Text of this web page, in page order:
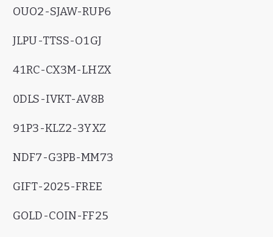
OUO2-SJAW-RUP6
JLPU-TTSS-O1GJ
41RC-CX3M-LHZX
0DLS-IVKT-AV8B
91P3-KLZ2-3YXZ
NDF7-G3PB-MM73
GIFT-2025-FREE
GOLD-COIN-FF25